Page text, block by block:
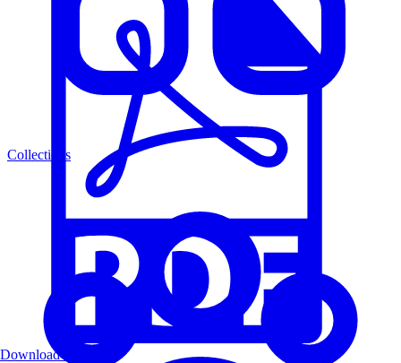
Collections
Download PDF